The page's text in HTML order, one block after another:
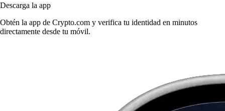
Descarga la app
Obtén la app de Crypto.com y verifica tu identidad en minutos
directamente desde tu móvil.